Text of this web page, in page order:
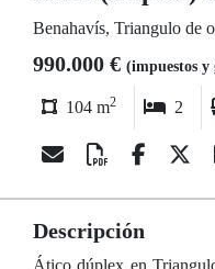
Benahavís, Triangulo de
990.000 € (impuestos y
104 m2 2
Descripción
Ático dúplex en